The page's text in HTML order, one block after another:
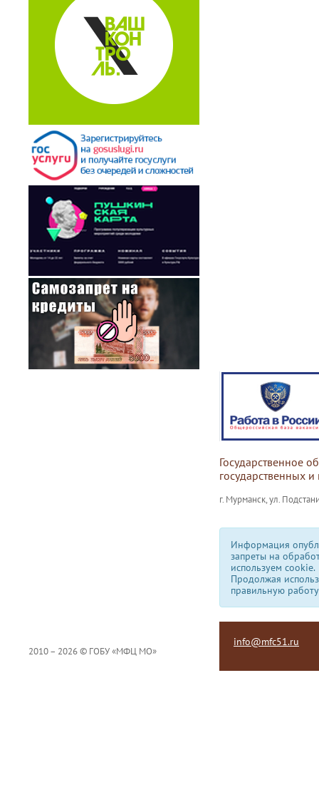
Государственное
государственных
г. Мурманск, ул.
Информация
запреты на
используем сookie.
Продолжая
правильную
2010 – 2026 © ГОБУ «МФЦ МО»
info@mfc51.ru